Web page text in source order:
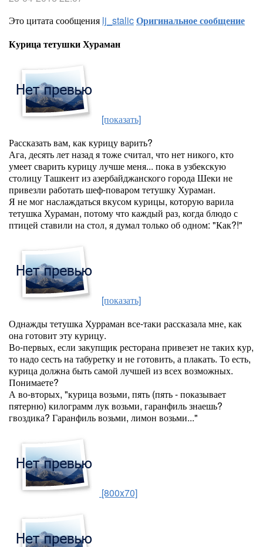
Это цитата сообщения lj_stalicОригинальное сообщение
Курица тетушки Хураман
[показать]
Рассказать вам, как курицу варить?
Ага, десять лет назад я тоже считал, что нет никого, кто
умеет сварить курицу лучше меня... пока в узбекскую
столицу Ташкент из азербайджанского города Шеки не
привезли работать шеф-поваром тетушку Хураман.
Я не мог наслаждаться вкусом курицы, которую варила
тетушка Хураман, потому что каждый раз, когда блюдо с
птицей ставили на стол, я думал только об одном: "Как?!"
[показать]
Однажды тетушка Хурраман все-таки рассказала мне, как
она готовит эту курицу.
Во-первых, если закупщик ресторана привезет не таких кур,
то надо сесть на табуретку и не готовить, а плакать. То есть,
курица должна быть самой лучшей из всех возможных.
Понимаете?
А во-вторых, "курица возьми, пять (пять - показывает
пятерню) килограмм лук возьми, гаранфиль знаешь?
гвоздика? Гаранфиль возьми, лимон возьми..."
[800x70]